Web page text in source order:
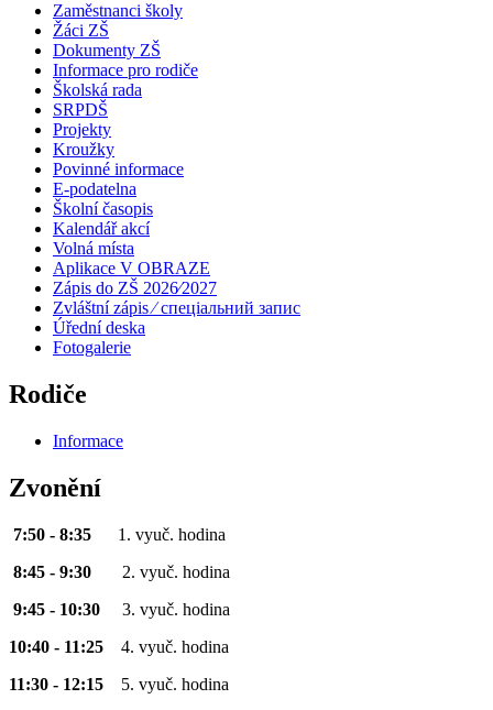
Zaměstnanci školy
Žáci ZŠ
Dokumenty ZŠ
Informace pro rodiče
Školská rada
SRPDŠ
Projekty
Kroužky
Povinné informace
E-podatelna
Školní časopis
Kalendář akcí
Volná místa
Aplikace V OBRAZE
Zápis do ZŠ 2026⁄2027
Zvláštní zápis ⁄ спеціальний запис
Úřední deska
Fotogalerie
Rodiče
Informace
Zvonění
7:50 - 8:35 1. vyuč. hodina
8:45 - 9:30 2. vyuč. hodina
9:45 - 10:30 3. vyuč. hodina
10:40 - 11:25 4. vyuč. hodina
11:30 - 12:15 5. vyuč. hodina